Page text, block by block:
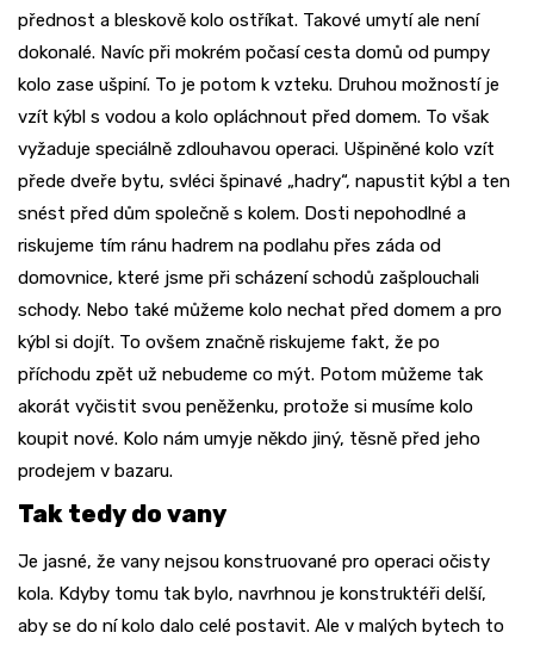
přednost a bleskově kolo ostříkat. Takové umytí ale není
dokonalé. Navíc při mokrém počasí cesta domů od pumpy
kolo zase ušpiní. To je potom k vzteku. Druhou možností je
vzít kýbl s vodou a kolo opláchnout před domem. To však
vyžaduje speciálně zdlouhavou operaci. Ušpiněné kolo vzít
přede dveře bytu, svléci špinavé „hadry“, napustit kýbl a ten
snést před dům společně s kolem. Dosti nepohodlné a
riskujeme tím ránu hadrem na podlahu přes záda od
domovnice, které jsme při scházení schodů zašplouchali
schody. Nebo také můžeme kolo nechat před domem a pro
kýbl si dojít. To ovšem značně riskujeme fakt, že po
příchodu zpět už nebudeme co mýt. Potom můžeme tak
akorát vyčistit svou peněženku, protože si musíme kolo
koupit nové. Kolo nám umyje někdo jiný, těsně před jeho
prodejem v bazaru.
Tak tedy do vany
Je jasné, že vany nejsou konstruované pro operaci očisty
kola. Kdyby tomu tak bylo, navrhnou je konstruktéři delší,
aby se do ní kolo dalo celé postavit. Ale v malých bytech to